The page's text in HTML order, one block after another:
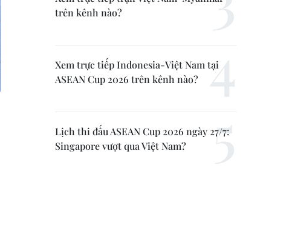
trên kênh nào?
Xem trực tiếp Indonesia-Việt Nam tại
ASEAN Cup 2026 trên kênh nào?
Lịch thi đấu ASEAN Cup 2026 ngày 27/7:
Singapore vượt qua Việt Nam?